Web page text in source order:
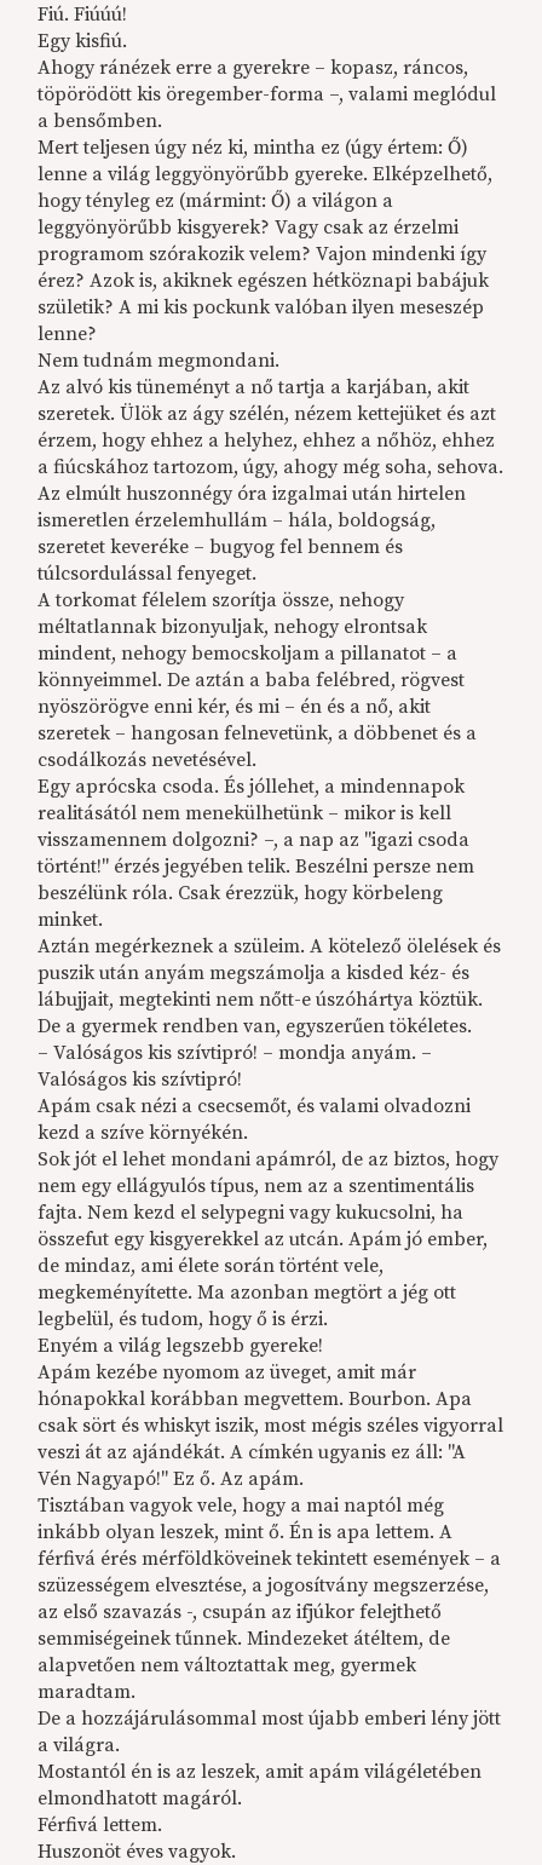
Fiú. Fiúúú!
Egy kisfiú.
Ahogy ránézek erre a gyerekre – kopasz, ráncos,
töpörödött kis öregember-forma –, valami meglódul
a bensőmben.
Mert teljesen úgy néz ki, mintha ez (úgy értem: Ő)
lenne a világ leggyönyörűbb gyereke. Elképzelhető,
hogy tényleg ez (mármint: Ő) a világon a
leggyönyörűbb kisgyerek? Vagy csak az érzelmi
programom szórakozik velem? Vajon mindenki így
érez? Azok is, akiknek egészen hétköznapi babájuk
születik? A mi kis pockunk valóban ilyen meseszép
lenne?
Nem tudnám megmondani.
Az alvó kis tüneményt a nő tartja a karjában, akit
szeretek. Ülök az ágy szélén, nézem kettejüket és azt
érzem, hogy ehhez a helyhez, ehhez a nőhöz, ehhez
a fiúcskához tartozom, úgy, ahogy még soha, sehova.
Az elmúlt huszonnégy óra izgalmai után hirtelen
ismeretlen érzelemhullám – hála, boldogság,
szeretet keveréke – bugyog fel bennem és
túlcsordulással fenyeget.
A torkomat félelem szorítja össze, nehogy
méltatlannak bizonyuljak, nehogy elrontsak
mindent, nehogy bemocskoljam a pillanatot – a
könnyeimmel. De aztán a baba felébred, rögvest
nyöszörögve enni kér, és mi – én és a nő, akit
szeretek – hangosan felnevetünk, a döbbenet és a
csodálkozás nevetésével.
Egy aprócska csoda. És jóllehet, a mindennapok
realitásától nem menekülhetünk – mikor is kell
visszamennem dolgozni? –, a nap az "igazi csoda
történt!" érzés jegyében telik. Beszélni persze nem
beszélünk róla. Csak érezzük, hogy körbeleng
minket.
Aztán megérkeznek a szüleim. A kötelező ölelések és
puszik után anyám megszámolja a kisded kéz- és
lábujjait, megtekinti nem nőtt-e úszóhártya köztük.
De a gyermek rendben van, egyszerűen tökéletes.
– Valóságos kis szívtipró! – mondja anyám. –
Valóságos kis szívtipró!
Apám csak nézi a csecsemőt, és valami olvadozni
kezd a szíve környékén.
Sok jót el lehet mondani apámról, de az biztos, hogy
nem egy ellágyulós típus, nem az a szentimentális
fajta. Nem kezd el selypegni vagy kukucsolni, ha
összefut egy kisgyerekkel az utcán. Apám jó ember,
de mindaz, ami élete során történt vele,
megkeményítette. Ma azonban megtört a jég ott
legbelül, és tudom, hogy ő is érzi.
Enyém a világ legszebb gyereke!
Apám kezébe nyomom az üveget, amit már
hónapokkal korábban megvettem. Bourbon. Apa
csak sört és whiskyt iszik, most mégis széles vigyorral
veszi át az ajándékát. A címkén ugyanis ez áll: "A
Vén Nagyapó!" Ez ő. Az apám.
Tisztában vagyok vele, hogy a mai naptól még
inkább olyan leszek, mint ő. Én is apa lettem. A
férfivá érés mérföldköveinek tekintett események – a
szüzességem elvesztése, a jogosítvány megszerzése,
az első szavazás -, csupán az ifjúkor felejthető
semmiségeinek tűnnek. Mindezeket átéltem, de
alapvetően nem változtattak meg, gyermek
maradtam.
De a hozzájárulásommal most újabb emberi lény jött
a világra.
Mostantól én is az leszek, amit apám világéletében
elmondhatott magáról.
Férfivá lettem.
Huszonöt éves vagyok.